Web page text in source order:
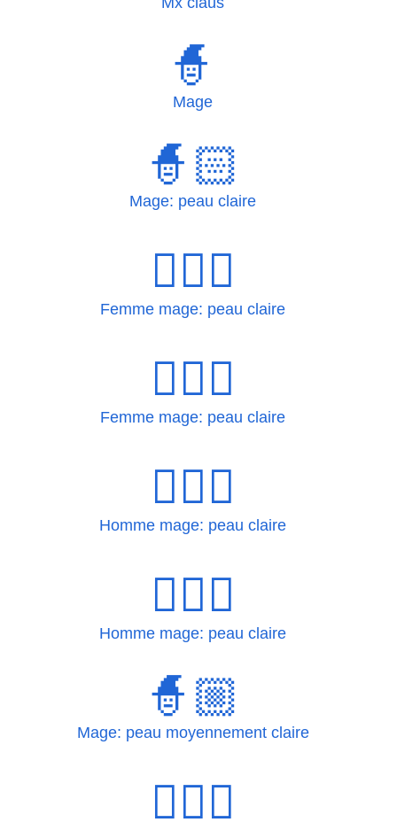
🧙
Mage
🧙🏻
Mage: peau claire
🧙🏻‍♀
Femme mage: peau claire
🧙🏻‍♀️
Femme mage: peau claire
🧙🏻‍♂
Homme mage: peau claire
🧙🏻‍♂️
Homme mage: peau claire
🧙🏼
Mage: peau moyennement claire
🧙🏼‍♀